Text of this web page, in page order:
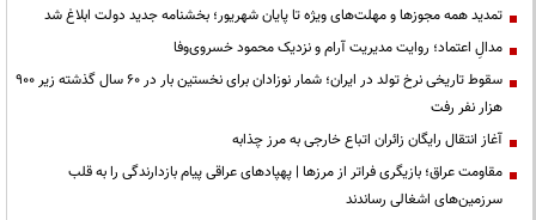
تمدید همه مجوزها و مهلت‌های ویژه تا پایان شهریور؛ بخشنامه جدید دولت ابلاغ شد
مدالِ اعتماد؛ روایت مدیریت آرام و نزدیک محمود خسروی‌وفا
سقوط تاریخی نرخ تولد در ایران؛ شمار نوزادان برای نخستین بار در ۶۰ سال گذشته زیر ۹۰۰
هزار نفر رفت
آغاز انتقال رایگان زائران اتباع خارجی به مرز چذابه
مقاومت عراق؛ بازیگری فراتر از مرزها | پهپادهای عراقی پیام بازدارندگی را به قلب
سرزمین‌های اشغالی رساندند